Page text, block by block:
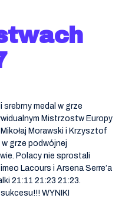
medal w grze
Mistrzostw Europy
Morawski i Krzysztof
w grze podwójnej
Polacy nie sprostali
Lacours i Arsena Serre’a
21:11 21:23 21:23.
WYNIKI